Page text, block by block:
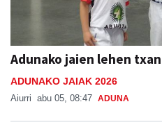
Adunako jaien lehen
ADUNAKO JAIAK 2026
Aiurri abu 05, 08:47 ADUNA